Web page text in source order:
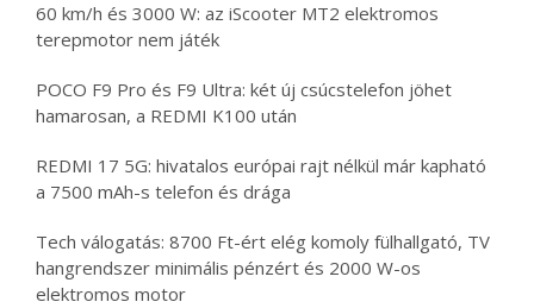
60 km/h és 3000 W: az iScooter MT2 elektromos
terepmotor nem játék
POCO F9 Pro és F9 Ultra: két új csúcstelefon jöhet
hamarosan, a REDMI K100 után
REDMI 17 5G: hivatalos európai rajt nélkül már kapható
a 7500 mAh-s telefon és drága
Tech válogatás: 8700 Ft-ért elég komoly fülhallgató, TV
hangrendszer minimális pénzért és 2000 W-os
elektromos motor